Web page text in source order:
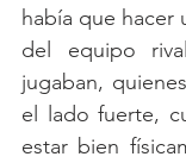
había que hacer
del equipo
jugaban,
el lado fuerte,
estar bien